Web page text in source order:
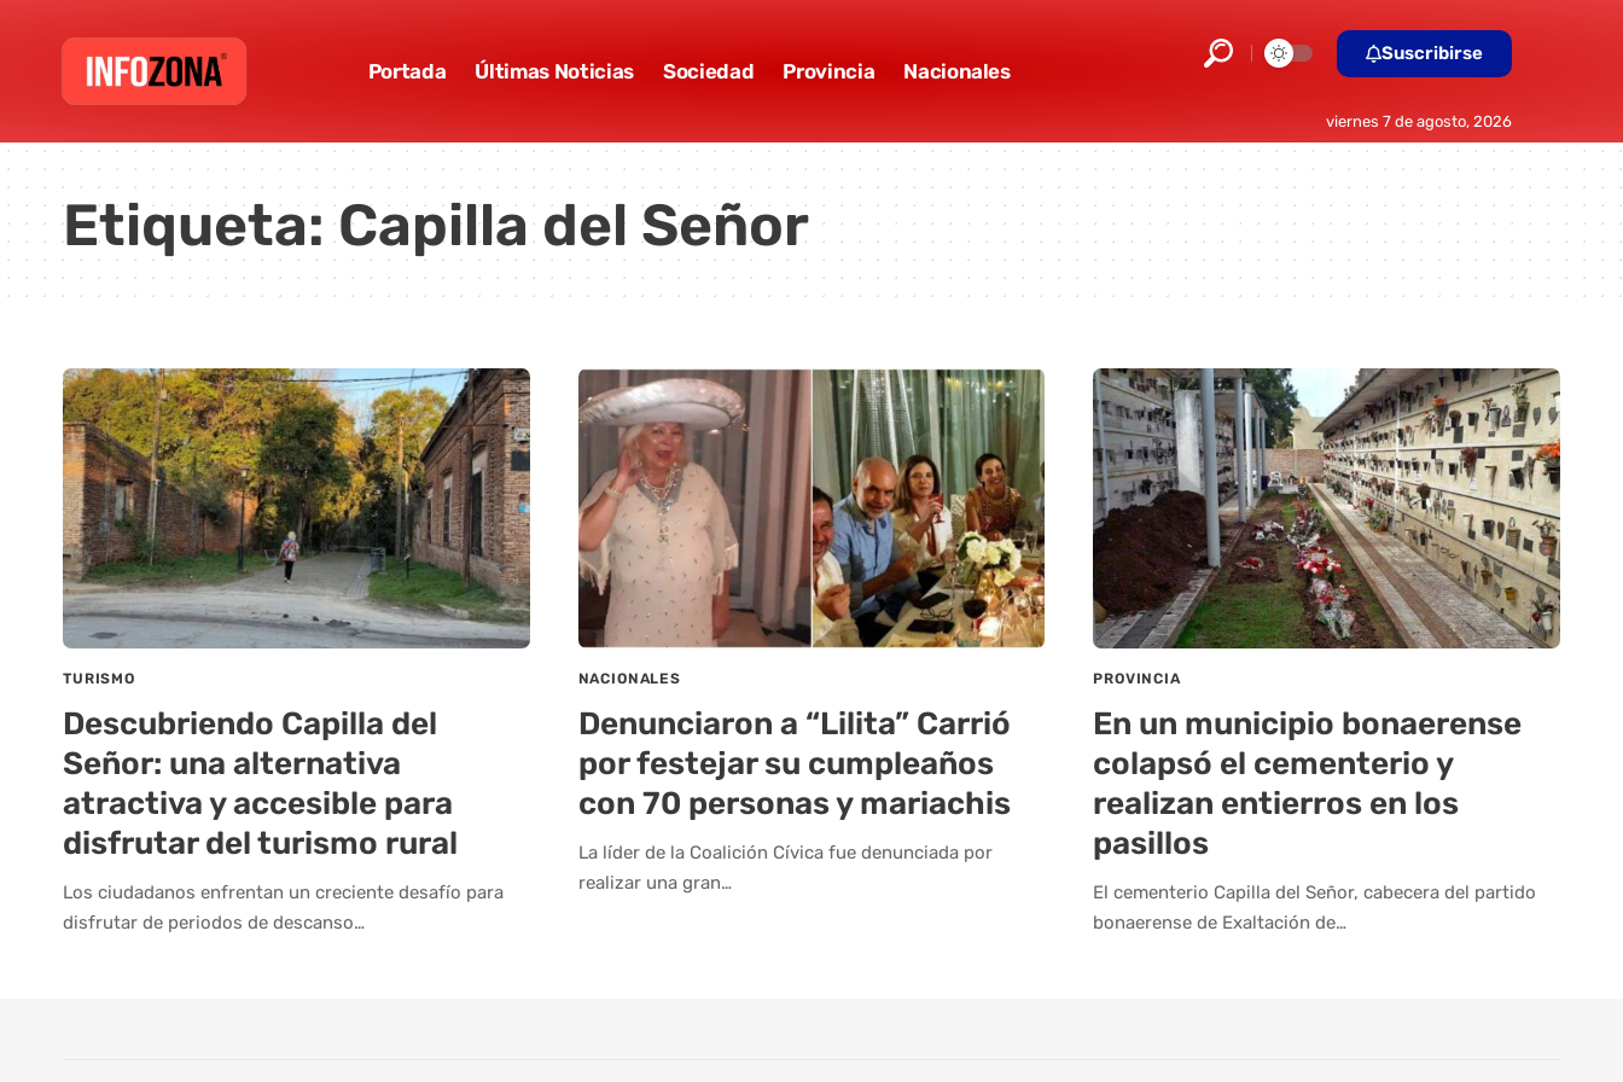
Portada Últimas Noticias Sociedad Provincia Nacionales
Suscribirse
viernes 7 de agosto, 2026
Etiqueta:Capilla del Señor
TURISMO
Descubriendo Capilla del
Señor: una alternativa
atractiva y accesible para
disfrutar del turismo rural
Los ciudadanos enfrentan un creciente desafío para
disfrutar de periodos de descanso…
NACIONALES
Denunciaron a “Lilita” Carrió
por festejar su cumpleaños
con 70 personas y mariachis
La líder de la Coalición Cívica fue denunciada por
realizar una gran…
PROVINCIA
En un municipio bonaerense
colapsó el cementerio y
realizan entierros en los
pasillos
El cementerio Capilla del Señor, cabecera del partido
bonaerense de Exaltación de…